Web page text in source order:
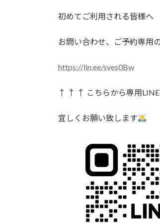
時
:
初めてご利用される皆様へ
お問い合わせ、ご予約専用
https://lin.ee/sves0Bw
↑ ↑ ↑ こちらから専用LINE
宜しくお願い致します